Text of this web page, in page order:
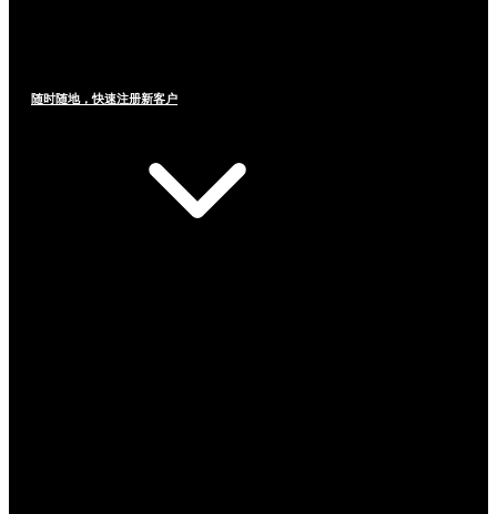
随时随地，快速注册新客户